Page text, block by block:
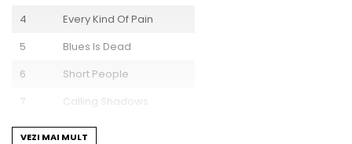
4
Every Kind Of Pain
5
Blues Is Dead
6
Short People
7
Calling Shadows
8
Free Forever
VEZI MAI MULT